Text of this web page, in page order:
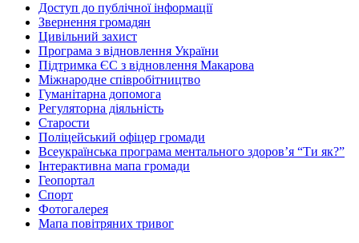
Доступ до публічної інформації
Звернення громадян
Цивільний захист
Програма з відновлення України
Підтримка ЄС з відновлення Макарова
Міжнародне співробітництво
Гуманітарна допомога
Регуляторна діяльність
Старости
Поліцейський офіцер громади
Всеукраїнська програма ментального здоров’я “Ти як?”
Інтерактивна мапа громади
Геопортал
Спорт
Фотогалерея
Мапа повітряних тривог